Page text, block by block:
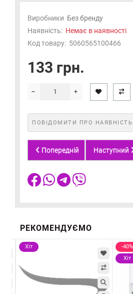
Виробники Без бренду
Наявність: Немає в наявності
Код товару: 5060565100466
133 грн.
ПОВІДОМИТИ ПРО НАЯВНІСТЬ
Попередній Наступний
РЕКОМЕНДУЄМО
Хіт
-40%
Хіт